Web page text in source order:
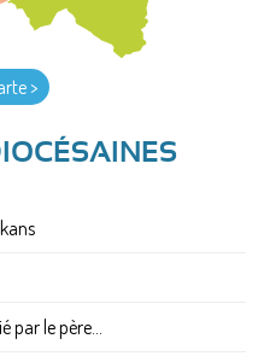
>
le père...